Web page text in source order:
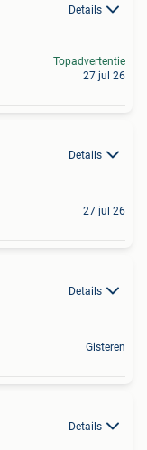
Details
Topadvertentie
27 jul 26
Details
27 jul 26
Details
Gisteren
Details